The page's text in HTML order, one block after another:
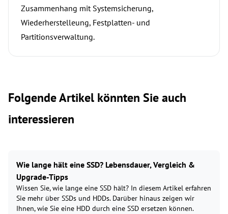
Zusammenhang mit Systemsicherung,
Wiederherstelleung, Festplatten- und
Partitionsverwaltung.
Folgende Artikel könnten Sie auch
interessieren
Wie lange hält eine SSD? Lebensdauer, Vergleich &
Upgrade-Tipps
Wissen Sie, wie lange eine SSD hält? In diesem Artikel erfahren
Sie mehr über SSDs und HDDs. Darüber hinaus zeigen wir
Ihnen, wie Sie eine HDD durch eine SSD ersetzen können.